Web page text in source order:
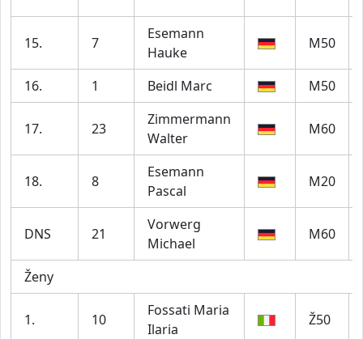
15. 7
Esemann
Hauke
M50
16. 1 Beidl Marc M50
17. 23
Zimmermann
Walter
M60
18. 8
Esemann
Pascal
M20
DNS 21
Vorwerg
Michael
M60
Ženy
1. 10
Fossati Maria
Ilaria
Ž50